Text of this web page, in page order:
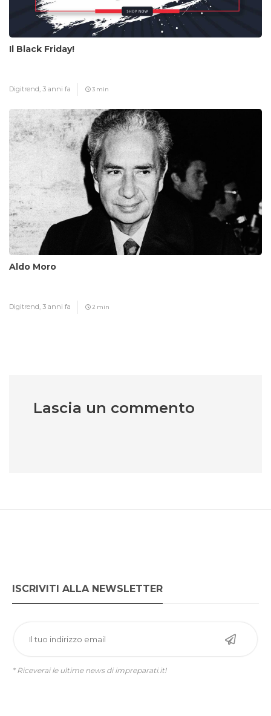
Il Black Friday!
Digitrend, 3 anni fa 3 min
Aldo Moro
Digitrend, 3 anni fa 2 min
Lascia un commento
ISCRIVITI ALLA NEWSLETTER
* Riceverai le ultime news di impreparati.it!